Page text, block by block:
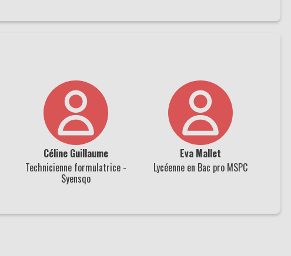
Céline Guillaume
Technicienne formulatrice -
Syensqo
Eva Mallet
Lycéenne en Bac pro MSPC